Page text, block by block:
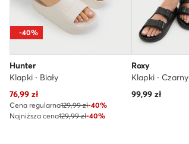
-40%
Hunter
Klapki · Biały
Aktualna cena
76,99 zł
Cena regularna129,99 zł-40%
Najniższa cena129,99 zł-40%
Roxy
Klapki · Czarny
99,99 zł